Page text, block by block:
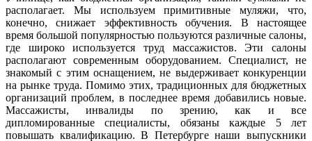
располагает. Мы используем примитивные муляжи, что,
конечно, снижает эффективность обучения. В настоящее
время большой популярностью пользуются различные салоны,
где широко используется труд массажистов. Эти салоны
располагают современным оборудованием. Специалист, не
знакомый с этим оснащением, не выдерживает конкуренции
на рынке труда. Помимо этих, традиционных для бюджетных
организаций проблем, в последнее время добавились новые.
Массажисты, инвалиды по зрению, как и все
дипломированные специалисты, обязаны каждые 5 лет
повышать квалификацию. В Петербурге наши выпускники